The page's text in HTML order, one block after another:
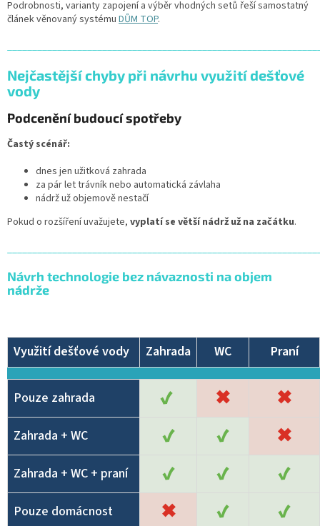
Podrobnosti, varianty zapojení a výběr vhodných setů řeší samostatný
článek věnovaný systému DŮM TOP.
Nejčastější chyby při návrhu využití dešťové
vody
Podcenění budoucí spotřeby
Častý scénář:
dnes jen užitková zahrada
za pár let trávník nebo automatická závlaha
nádrž už objemově nestačí
Pokud o rozšíření uvažujete, vyplatí se větší nádrž už na začátku.
Návrh technologie bez návaznosti na objem
nádrže
Využití dešťové vody Zahrada WC Praní
Pouze zahrada ✔ ✖ ✖
Zahrada + WC ✔ ✔ ✖
Zahrada + WC + praní ✔ ✔ ✔
Pouze domácnost ✖ ✔ ✔